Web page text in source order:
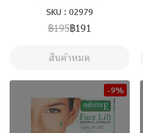
SKU : 02979
฿195฿191
สินค้าหมด
-9%